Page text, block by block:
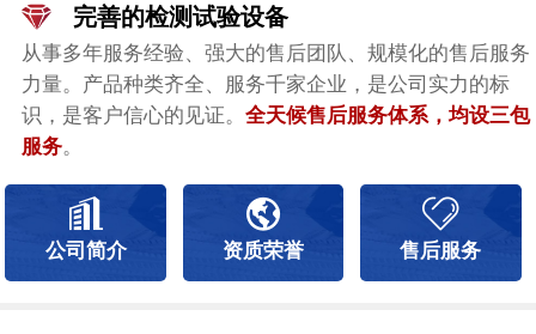
完善的检测试验设备
从事多年服务经验、强大的售后团队、规模化的售后服务
力量。产品种类齐全、服务千家企业，是公司实力的标
识，是客户信心的见证。 全天候售后服务体系，均设三包
服务。
公司简介 资质荣誉 售后服务